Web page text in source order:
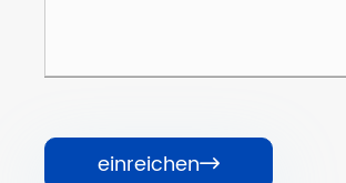
einreichen